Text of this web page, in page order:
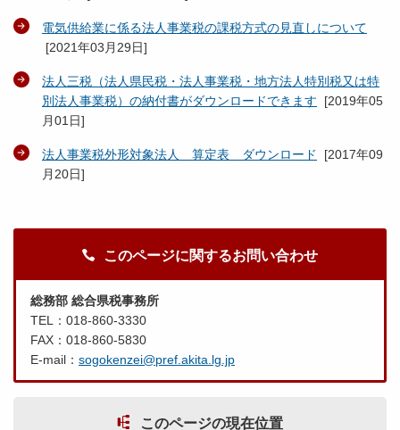
電気供給業に係る法人事業税の課税方式の見直しについて
[2021年03月29日]
法人三税（法人県民税・法人事業税・地方法人特別税又は特
別法人事業税）の納付書がダウンロードできます [2019年05
月01日]
法人事業税外形対象法人 算定表 ダウンロード [2017年09
月20日]
このページに関するお問い合わせ
総務部 総合県税事務所
TEL：018-860-3330
FAX：018-860-5830
E-mail： sogokenzei@pref.akita.lg.jp
このページの現在位置